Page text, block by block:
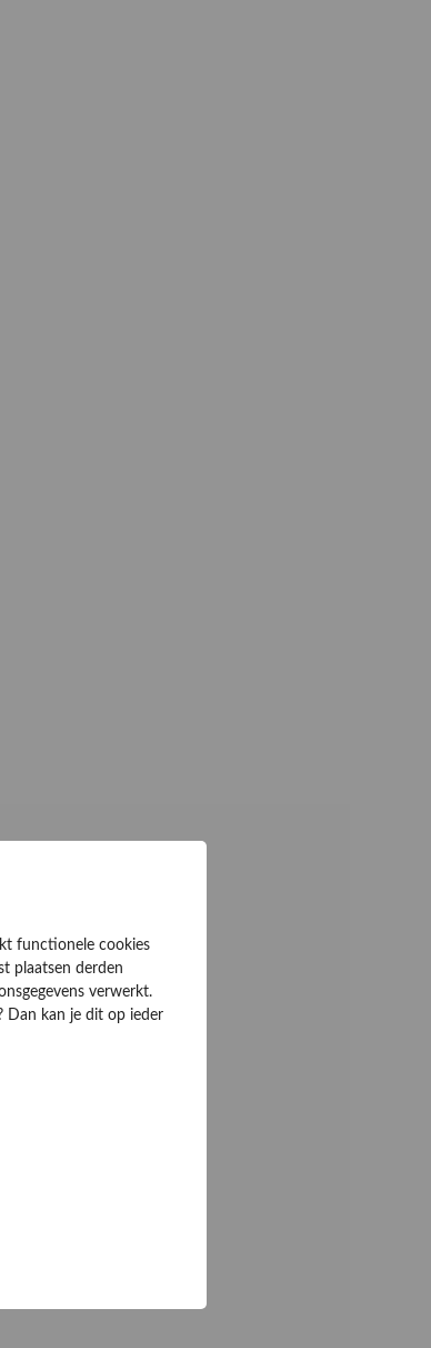
functionele cookies
plaatsen derden
verwerkt.
Dan kan je dit op ieder